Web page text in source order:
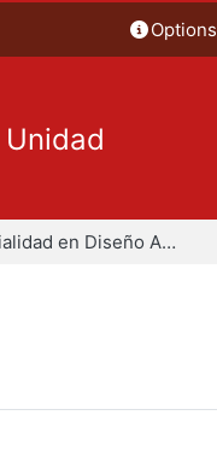
Options
Especialidad en Diseño Ambiental